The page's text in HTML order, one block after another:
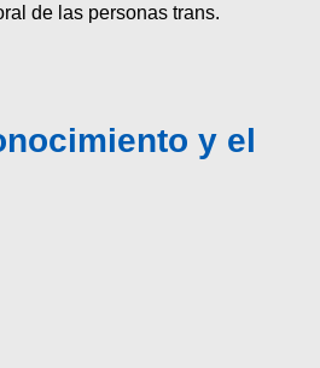
de las personas trans.
y el